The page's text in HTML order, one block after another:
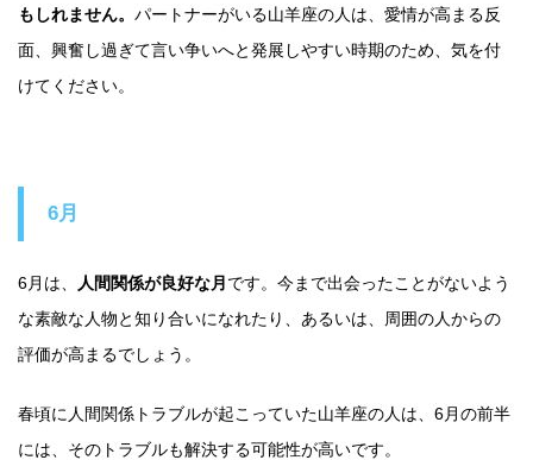
もしれません。 パートナーがいる山羊座の人は、愛情が高まる反
面、興奮し過ぎて言い争いへと発展しやすい時期のため、気を付
けてください。
6月
6月は、 人間関係が良好な月です。今まで出会ったことがないよう
な素敵な人物と知り合いになれたり、あるいは、周囲の人からの
評価が高まるでしょう。
春頃に人間関係トラブルが起こっていた山羊座の人は、6月の前半
には、そのトラブルも解決する可能性が高いです。